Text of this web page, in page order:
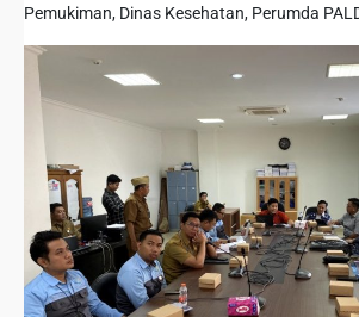
Pemukiman, Dinas Kesehatan, Perumda